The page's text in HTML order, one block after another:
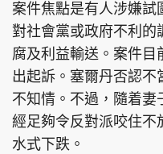
案件焦點是有人涉嫌
對社會黨或政府不利的
腐及利益輸送。案件
出起訴。塞爾丹否認不
不知情。不過，隨着妻
經足夠令反對派咬住不
水式下跌。